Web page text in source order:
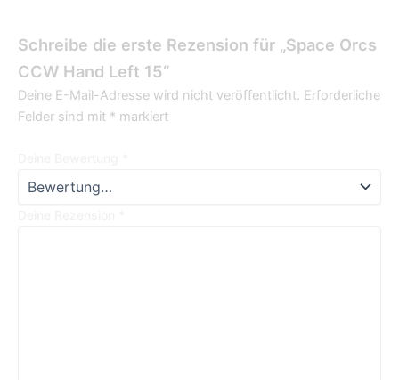
Schreibe die erste Rezension für „Space Orcs
CCW Hand Left 15“
Deine E-Mail-Adresse wird nicht veröffentlicht. Erforderliche
Felder sind mit * markiert